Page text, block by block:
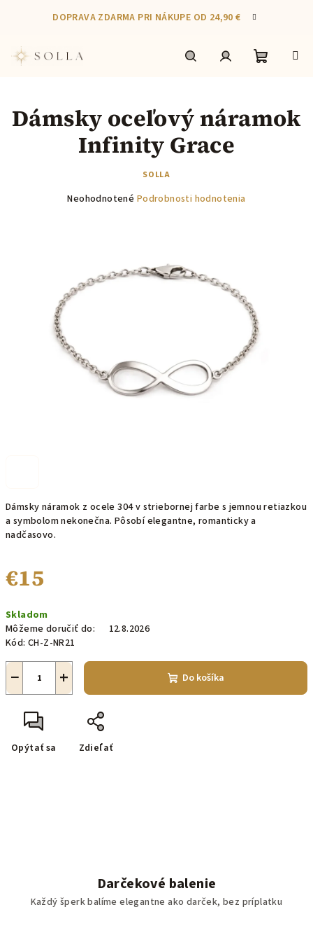
DOPRAVA ZDARMA PRI NÁKUPE OD 24,90 €
košík
Dámsky náramok z ocele 304 v striebornej farbe s jemnou retiazkou
a symbolom nekonečna. Pôsobí elegantne, romanticky a
nadčasovo.
€15
cena:
Skladom
Môžeme doručiť do:
12.8.2026
Kód: CH-Z-NR21
+
− Do košíka
Opýtať sa Zdieľať
Dámsky oceľový náramok
Infinity Grace
SOLLA
Priemerné
hviezdičiek.
Neohodnotené Podrobnosti hodnotenia
Darčekové balenie
Každý šperk balíme elegantne ako darček, bez príplatku